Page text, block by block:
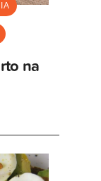
na